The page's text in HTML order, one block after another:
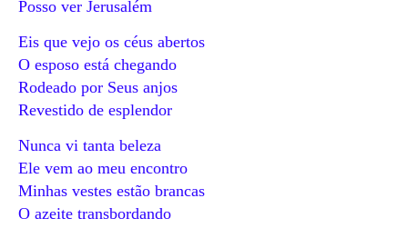
Posso ver Jerusalém
Eis que vejo os céus abertos
O esposo está chegando
Rodeado por Seus anjos
Revestido de esplendor
Nunca vi tanta beleza
Ele vem ao meu encontro
Minhas vestes estão brancas
O azeite transbordando